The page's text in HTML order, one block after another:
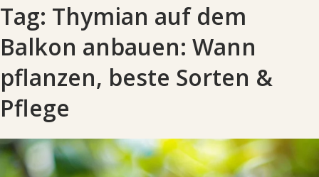
Tag: Thymian auf dem
Balkon anbauen: Wann
pflanzen, beste Sorten &
Pflege